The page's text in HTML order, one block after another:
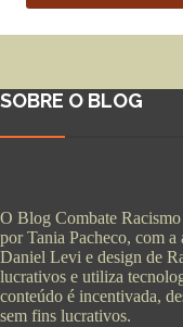
SOBRE O BLOG
O Blog Combate
por Tania Pacheco, com
Daniel Levi e design de
lucrativos e utiliza
conteúdo é incentivada,
sem fins lucrativos.